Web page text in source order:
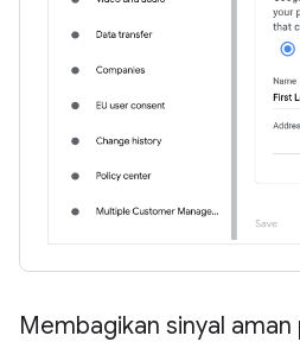
Membagikan sinyal